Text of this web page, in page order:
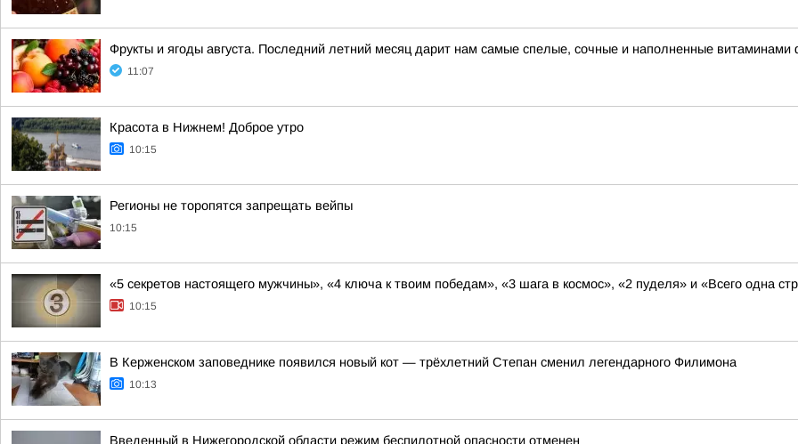
Фрукты и ягоды августа. Последний летний месяц дарит нам самые спелые, сочные и наполненные витаминами
11:07
Красота в Нижнем! Доброе утро
10:15
Регионы не торопятся запрещать вейпы
10:15
«5 секретов настоящего мужчины», «4 ключа к твоим победам», «3 шага в космос», «2 пуделя» и «Всего одна
10:15
В Керженском заповеднике появился новый кот — трёхлетний Степан сменил легендарного Филимона
10:13
Введенный в Нижегородской области режим беспилотной опасности отменен